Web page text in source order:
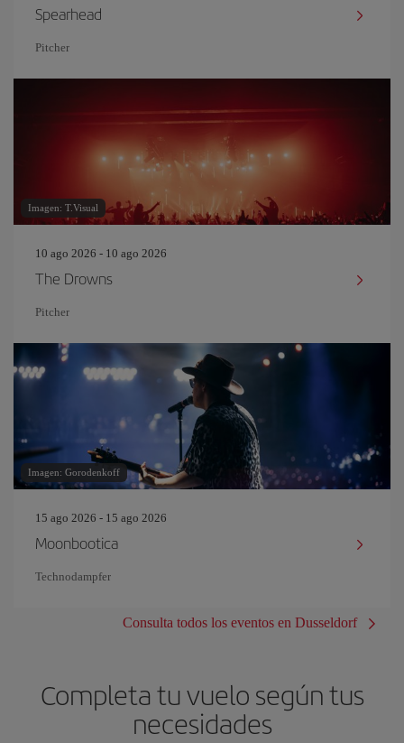
Spearhead
Pitcher
Imagen: T.Visual
10 ago 2026 - 10 ago 2026
The Drowns
Pitcher
Imagen: Gorodenkoff
15 ago 2026 - 15 ago 2026
Moonbootica
Technodampfer
Consulta todos los eventos en Dusseldorf
Completa tu vuelo según tus
necesidades